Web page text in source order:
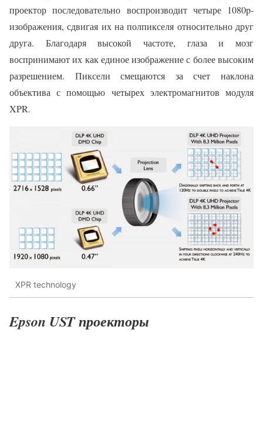
проектор последовательно воспроизводит четыре 1080p-
изображения, сдвигая их на полпикселя относительно друг
друга. Благодаря высокой частоте, глаза и мозг
воспринимают их как единое изображение с более высоким
разрешением. Пиксели смещаются за счет наклона
объектива с помощью четырех электромагнитов модуля
XPR.
XPR technology
Epson UST проекторы